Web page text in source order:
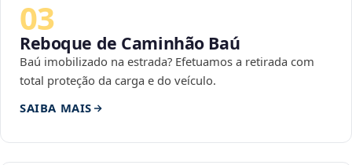
03
Reboque de Caminhão Baú
Baú imobilizado na estrada? Efetuamos a retirada com
total proteção da carga e do veículo.
SAIBA MAIS